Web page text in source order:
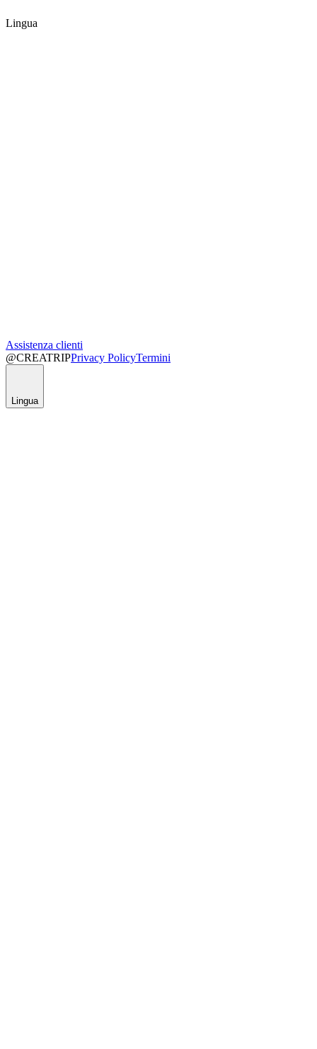
Lingua
Assistenza clienti
@CREATRIPPrivacy PolicyTermini
Lingua